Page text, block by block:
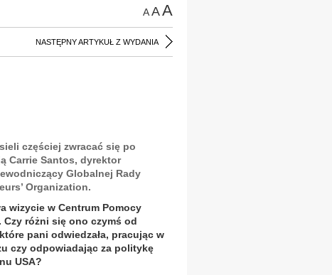
AAA
NASTĘPNY ARTYKUŁ Z WYDANIA
częściej zwracać się po
Carrie Santos, dyrektor
Globalnej Rady
Organization.
wizycie w Centrum Pomocy
Czy różni się ono czymś od
pani odwiedzała, pracując w
czy odpowiadając za politykę
USA?